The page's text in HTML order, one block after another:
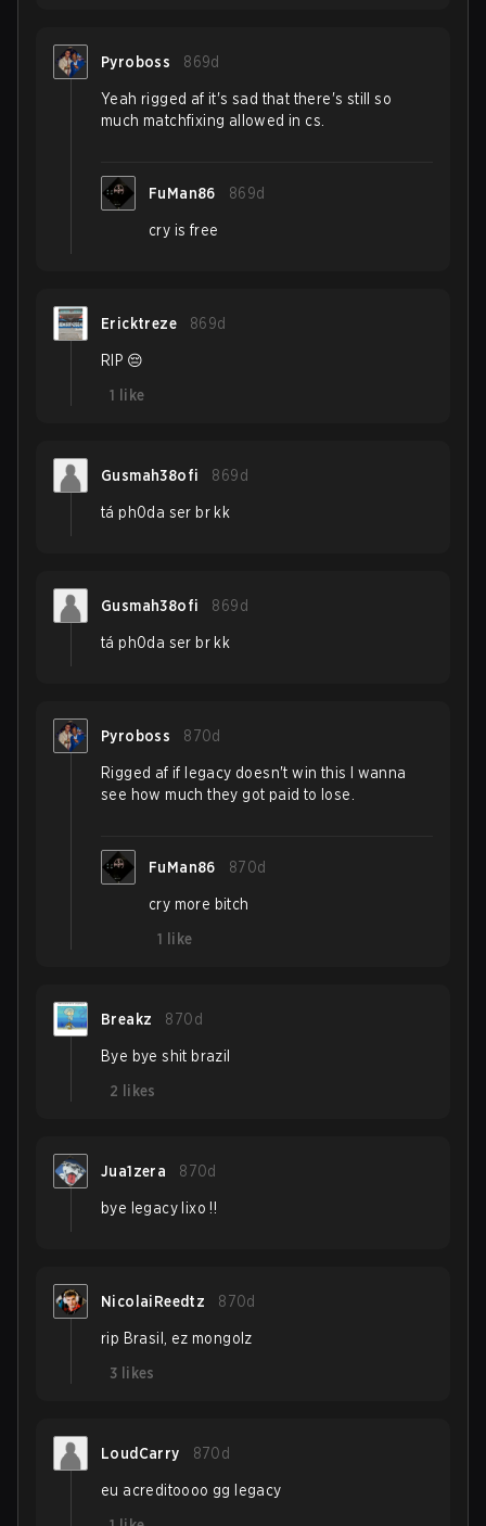
Pyroboss 869d
Yeah rigged af it's sad that there's still so
much matchfixing allowed in cs.
FuMan86 869d
cry is free
Ericktreze 869d
RIP 😔
1
like
Gusmah38ofi 869d
tá ph0da ser br kk
Gusmah38ofi 869d
tá ph0da ser br kk
Pyroboss 870d
Rigged af if legacy doesn't win this I wanna
see how much they got paid to lose.
FuMan86 870d
cry more bitch
1
like
Breakz 870d
Bye bye shit brazil
2
likes
Jua1zera 870d
bye legacy lixo !!
NicolaiReedtz 870d
rip Brasil, ez mongolz
3 likes
LoudCarry 870d
eu acreditoooo gg legacy